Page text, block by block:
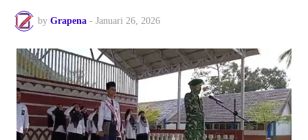
by Grapena - Januari 26, 2026